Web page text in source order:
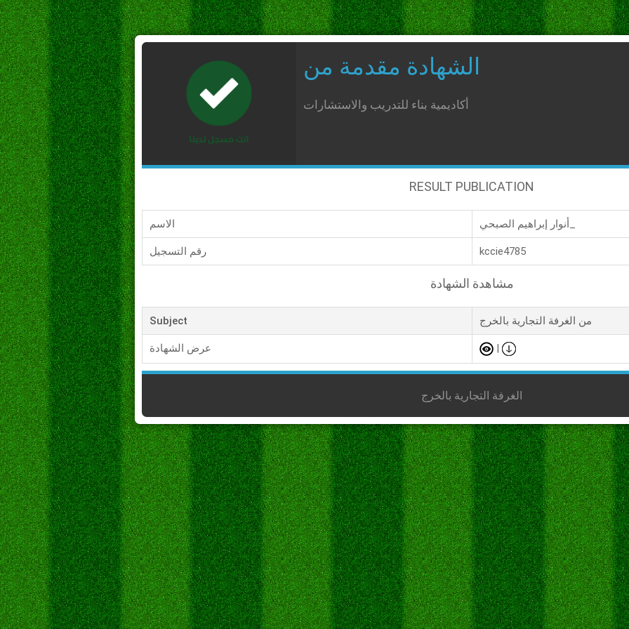
الشهادة مقدمة من
أكاديمية بناء للتدريب والاستشارات
RESULT PUBLICATION
الاسم
رقم التسجيل kccie4785
مشاهدة الشهادة
Subject من الغرفة التجارية بالخرج
عرض الشهادة |
الغرفة التجارية بالخرج